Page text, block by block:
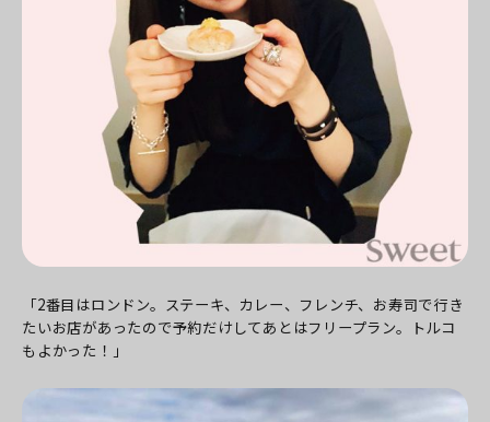
「2番目はロンドン。ステーキ、カレー、フレンチ、お寿司で行き
たいお店があったので予約だけしてあとはフリープラン。トルコ
もよかった！」